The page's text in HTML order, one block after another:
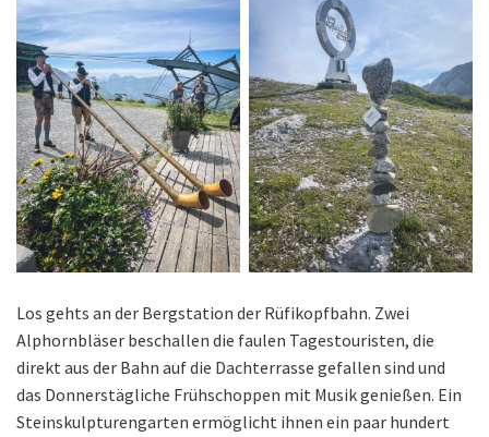
Los gehts an der Bergstation der Rüfikopfbahn. Zwei
Alphornbläser beschallen die faulen Tagestouristen, die
direkt aus der Bahn auf die Dachterrasse gefallen sind und
das Donnerstägliche Frühschoppen mit Musik genießen. Ein
Steinskulpturengarten ermöglicht ihnen ein paar hundert